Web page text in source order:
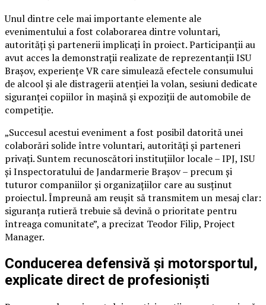
Unul dintre cele mai importante elemente ale
evenimentului a fost colaborarea dintre voluntari,
autorități și partenerii implicați în proiect. Participanții au
avut acces la demonstrații realizate de reprezentanții ISU
Brașov, experiențe VR care simulează efectele consumului
de alcool și ale distragerii atenției la volan, sesiuni dedicate
siguranței copiilor în mașină și expoziții de automobile de
competiție.
„Succesul acestui eveniment a fost posibil datorită unei
colaborări solide între voluntari, autorități și parteneri
privați. Suntem recunoscători instituțiilor locale – IPJ, ISU
și Inspectoratului de Jandarmerie Brașov – precum și
tuturor companiilor și organizațiilor care au susținut
proiectul. Împreună am reușit să transmitem un mesaj clar:
siguranța rutieră trebuie să devină o prioritate pentru
întreaga comunitate”, a precizat Teodor Filip, Project
Manager.
Conducerea defensivă și motorsportul,
explicate direct de profesioniști